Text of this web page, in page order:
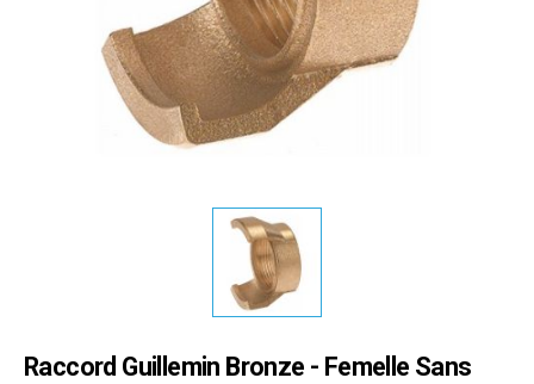
Raccord Guillemin Bronze - Femelle Sans